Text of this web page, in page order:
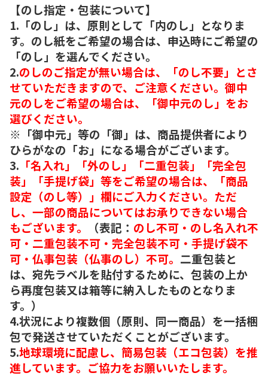
【のし指定・包装について】
1.「のし」は、原則として「内のし」となりま
す。のし紙をご希望の場合は、申込時にご希望の
「のし」を選んでください。
2.のしのご指定が無い場合は、「のし不要」とさ
せていただきますので、ご注意ください。御中
元のしをご希望の場合は、「御中元のし」をお
選びください。
※「御中元」等の「御」は、商品提供者により
ひらがなの「お」になる場合がございます。
3. 「名入れ」「外のし」「二重包装」「完全包
装」「手提げ袋」等をご希望の場合は、「商品
設定（のし等）」欄にご入力ください。ただ
し、一部の商品についてはお承りできない場合
もございます。
（表記： のし不可・のし名入れ不
可・二重包装不可・完全包装不可・手提げ袋不
可・仏事包装（仏事のし）不可。 二重包装と
は、宛先ラベルを貼付するために、包装の上か
ら再度包装又は箱等に納入したものとなりま
す。）
4.状況により複数個（原則、同一商品）を一括梱
包で発送させていただくことがございます。
5.地球環境に配慮し、簡易包装（エコ包装）を推
進しています。ご協力をお願いいたします。